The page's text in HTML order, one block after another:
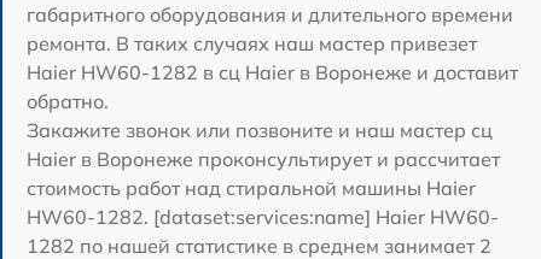
габаритного оборудования и длительного времени
ремонта. В таких случаях наш мастер привезет
Haier HW60-1282 в сц Haier в Воронеже и доставит
обратно.
Закажите звонок или позвоните и наш мастер сц
Haier в Воронеже проконсультирует и рассчитает
стоимость работ над стиральной машины Haier
HW60-1282. [dataset:services:name] Haier HW60-
1282 по нашей статистике в среднем занимает 2